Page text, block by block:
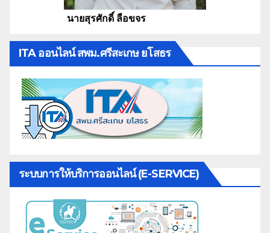
นายสุรศักดิ์ ลือขจร
ITA ออนไลน์ สพม.ศรีสะเกษ ยโสธร
ระบบการให้บริการออนไลน์ (E-SERVICE)